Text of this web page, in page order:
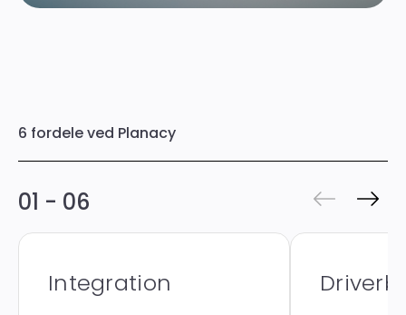
6 fordele ved Planacy
01 - 06
Integration